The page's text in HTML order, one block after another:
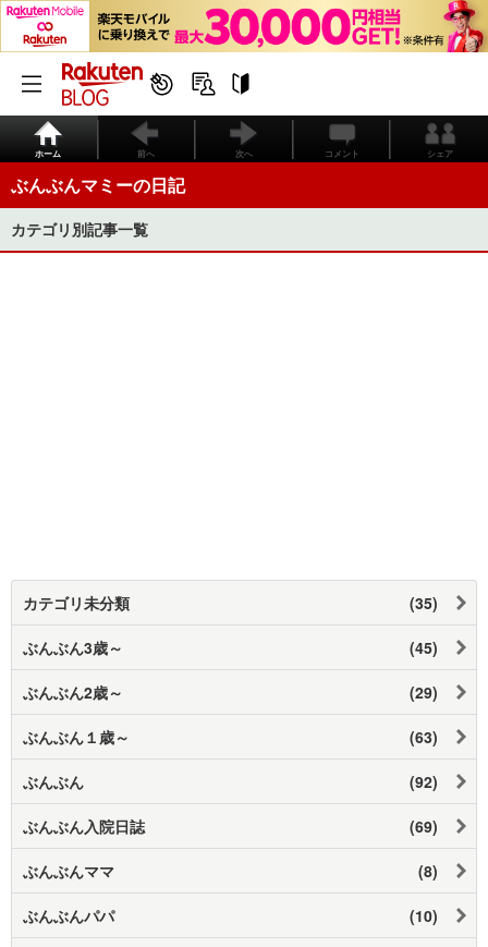
ホーム 前へ 次へ コメント シェア
ぶんぶんマミーの日記
カテゴリ別記事一覧
カテゴリ未分類 (35)
ぶんぶん3歳～ (45)
ぶんぶん2歳～ (29)
ぶんぶん１歳～ (63)
ぶんぶん (92)
ぶんぶん入院日誌 (69)
ぶんぶんママ (8)
ぶんぶんパパ (10)